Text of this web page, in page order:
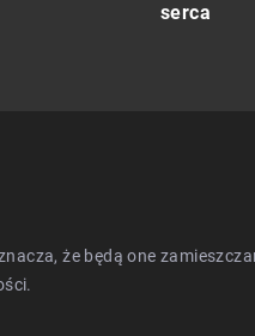
serca
że będą one
.